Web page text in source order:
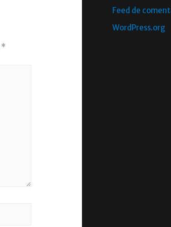
*
Feed de
WordPress.org